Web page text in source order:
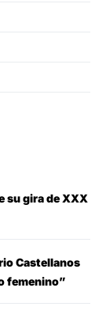
su gira de XXX
Castellanos
femenino”